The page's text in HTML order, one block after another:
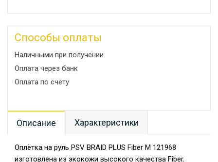
Способы оплаты
Наличными при получении
Оплата через банк
Оплата по счету
Описание Характеристики
Оплётка на руль PSV BRAID PLUS Fiber М 121968
изготовлена из экокожи высокого качества Fiber.